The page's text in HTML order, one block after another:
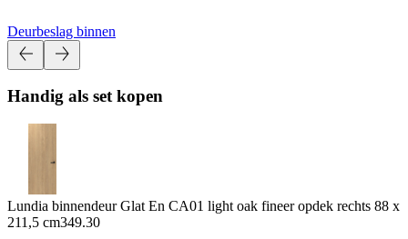
Deurbeslag binnen
Handig als set kopen
Lundia binnendeur Glat En CA01 light oak fineer opdek rechts 88 x
211,5 cm349.30